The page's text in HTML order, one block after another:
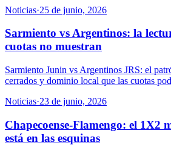
Noticias·25 de junio, 2026
Sarmiento vs Argentinos: la
cuotas no muestran
Sarmiento Junin vs Argentinos JRS: el
cerrados y dominio local que las cuotas
Noticias·23 de junio, 2026
Chapecoense-Flamengo: el 1X2
está en las esquinas